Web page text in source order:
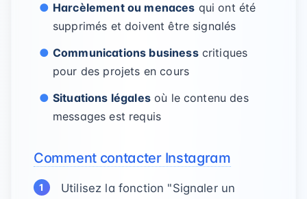
Harcèlement ou menaces qui ont été
supprimés et doivent être signalés
Communications businesscritiques
pour des projets en cours
Situations légalesoù le contenu des
messages est requis
Comment contacter Instagram
Utilisez la fonction "Signaler un